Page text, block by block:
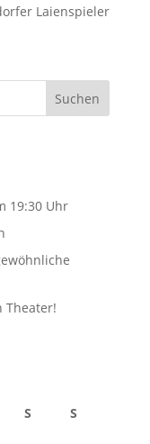
Laienspieler
19:30 Uhr
Theater!
S S